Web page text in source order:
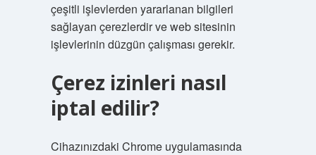
çeşitli işlevlerden yararlanan bilgileri
sağlayan çerezlerdir ve web sitesinin
işlevlerinin düzgün çalışması gerekir.
Çerez izinleri nasıl
iptal edilir?
Cihazınızdaki Chrome uygulamasında